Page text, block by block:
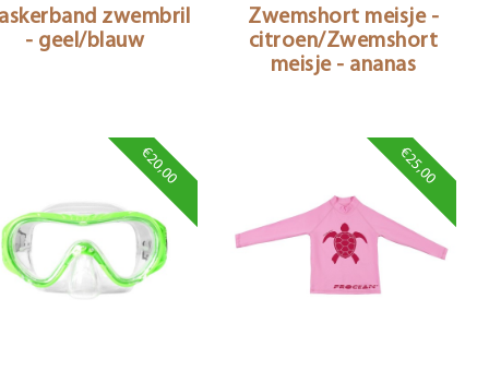
zwembril
- geel/blauw
Zwemshort meisje -
citroen/Zwemshort
meisje - ananas
€20,00 €25,00